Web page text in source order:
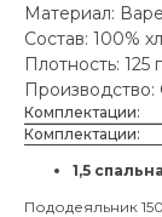
Материал:
Состав: 100%
Плотность: 125
Комплектации:
Комплектации:
1,5
Пододеяльник